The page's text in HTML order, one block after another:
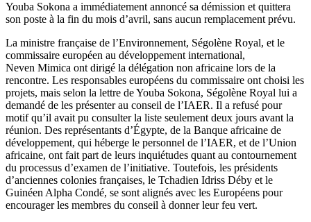
Youba Sokona a immédiatement annoncé sa démission et quittera
son poste à la fin du mois d’avril, sans aucun remplacement prévu.
La ministre française de l’Environnement, Ségolène Royal, et le
commissaire européen au développement international,
Neven Mimica ont dirigé la délégation non africaine lors de la
rencontre. Les responsables européens du commissaire ont choisi les
projets, mais selon la lettre de Youba Sokona, Ségolène Royal lui a
demandé de les présenter au conseil de l’IAER. Il a refusé pour
motif qu’il avait pu consulter la liste seulement deux jours avant la
réunion. Des représentants d’Égypte, de la Banque africaine de
développement, qui héberge le personnel de l’IAER, et de l’Union
africaine, ont fait part de leurs inquiétudes quant au contournement
du processus d’examen de l’initiative. Toutefois, les présidents
d’anciennes colonies françaises, le Tchadien Idriss Déby et le
Guinéen Alpha Condé, se sont alignés avec les Européens pour
encourager les membres du conseil à donner leur feu vert.